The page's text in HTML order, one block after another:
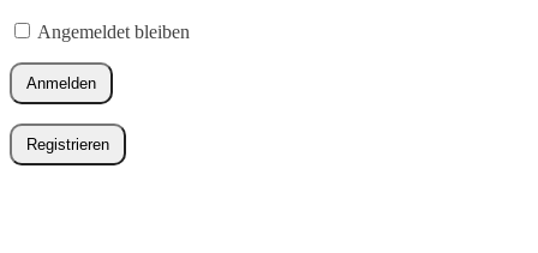
Angemeldet bleiben
Anmelden
Registrieren